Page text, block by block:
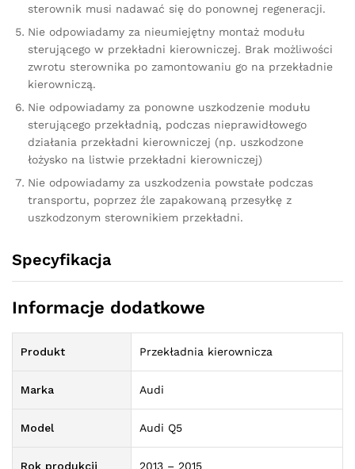
sterownik musi nadawać się do ponownej regeneracji.
Nie odpowiadamy za nieumiejętny montaż modułu
sterującego w przekładni kierowniczej. Brak możliwości
zwrotu sterownika po zamontowaniu go na przekładnie
kierowniczą.
Nie odpowiadamy za ponowne uszkodzenie modułu
sterującego przekładnią, podczas nieprawidłowego
działania przekładni kierowniczej (np. uszkodzone
łożysko na listwie przekładni kierowniczej)
Nie odpowiadamy za uszkodzenia powstałe podczas
transportu, poprzez źle zapakowaną przesyłkę z
uszkodzonym sterownikiem przekładni.
Specyfikacja
Informacje dodatkowe
Produkt Przekładnia kierownicza
Marka Audi
Model Audi Q5
Rok produkcji 2013 – 2015